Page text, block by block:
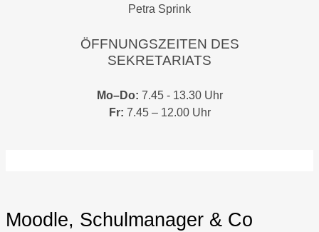
Petra Sprink
ÖFFNUNGSZEITEN DES
SEKRETARIATS
Mo–Do: 7.45 - 13.30 Uhr
Fr: 7.45 – 12.00 Uhr
Moodle, Schulmanager & Co